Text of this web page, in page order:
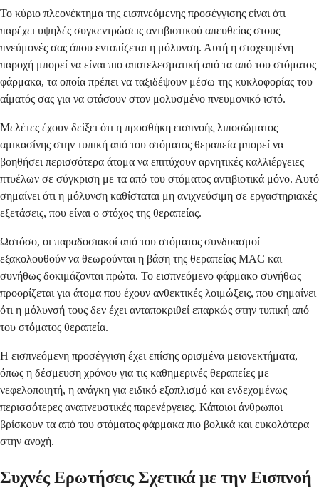
Το κύριο πλεονέκτημα της εισπνεόμενης προσέγγισης είναι ότι
παρέχει υψηλές συγκεντρώσεις αντιβιοτικού απευθείας στους
πνεύμονές σας όπου εντοπίζεται η μόλυνση. Αυτή η στοχευμένη
παροχή μπορεί να είναι πιο αποτελεσματική από τα από του στόματος
φάρμακα, τα οποία πρέπει να ταξιδέψουν μέσω της κυκλοφορίας του
αίματός σας για να φτάσουν στον μολυσμένο πνευμονικό ιστό.
Μελέτες έχουν δείξει ότι η προσθήκη εισπνοής λιποσώματος
αμικασίνης στην τυπική από του στόματος θεραπεία μπορεί να
βοηθήσει περισσότερα άτομα να επιτύχουν αρνητικές καλλιέργειες
πτυέλων σε σύγκριση με τα από του στόματος αντιβιοτικά μόνο. Αυτό
σημαίνει ότι η μόλυνση καθίσταται μη ανιχνεύσιμη σε εργαστηριακές
εξετάσεις, που είναι ο στόχος της θεραπείας.
Ωστόσο, οι παραδοσιακοί από του στόματος συνδυασμοί
εξακολουθούν να θεωρούνται η βάση της θεραπείας MAC και
συνήθως δοκιμάζονται πρώτα. Το εισπνεόμενο φάρμακο συνήθως
προορίζεται για άτομα που έχουν ανθεκτικές λοιμώξεις, που σημαίνει
ότι η μόλυνσή τους δεν έχει ανταποκριθεί επαρκώς στην τυπική από
του στόματος θεραπεία.
Η εισπνεόμενη προσέγγιση έχει επίσης ορισμένα μειονεκτήματα,
όπως η δέσμευση χρόνου για τις καθημερινές θεραπείες με
νεφελοποιητή, η ανάγκη για ειδικό εξοπλισμό και ενδεχομένως
περισσότερες αναπνευστικές παρενέργειες. Κάποιοι άνθρωποι
βρίσκουν τα από του στόματος φάρμακα πιο βολικά και ευκολότερα
στην ανοχή.
Συχνές Ερωτήσεις Σχετικά με την Εισπνοή